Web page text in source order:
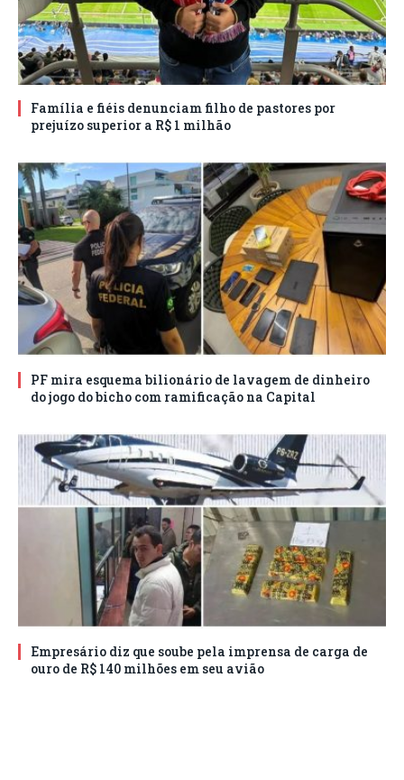
Família e fiéis denunciam filho de pastores por
prejuízo superior a R$ 1 milhão
PF mira esquema bilionário de lavagem de dinheiro
do jogo do bicho com ramificação na Capital
Empresário diz que soube pela imprensa de carga de
ouro de R$ 140 milhões em seu avião